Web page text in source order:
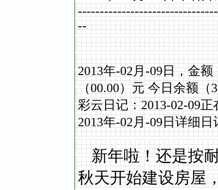
--
2013年-02月-09日，金额
（00.00）元 今日余额（
彩云日记：2013-02-09正
2013年-02月-09日详细日
新年啦！还是按
秋天开始建设房屋